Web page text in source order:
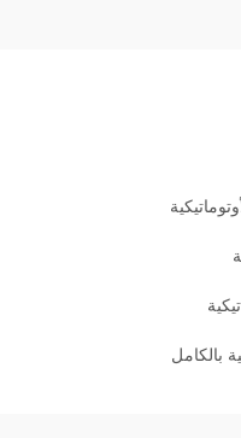
بالكامل